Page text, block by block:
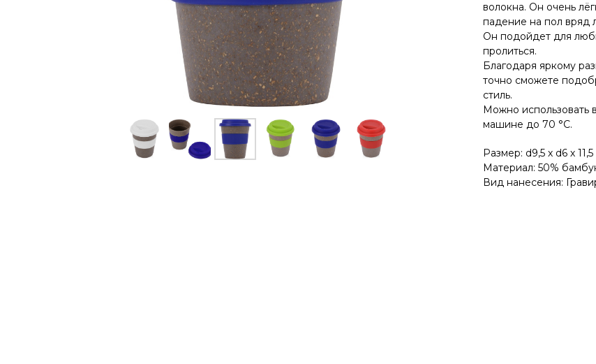
волокна. Он очень
падение на пол вряд
Он подойдет для
пролиться.
Благодаря яркому
точно сможете
стиль.
Можно использовать
машине до 70 °C.
Размер: d9,5 х d6 х
Материал: 50%
Вид нанесения: